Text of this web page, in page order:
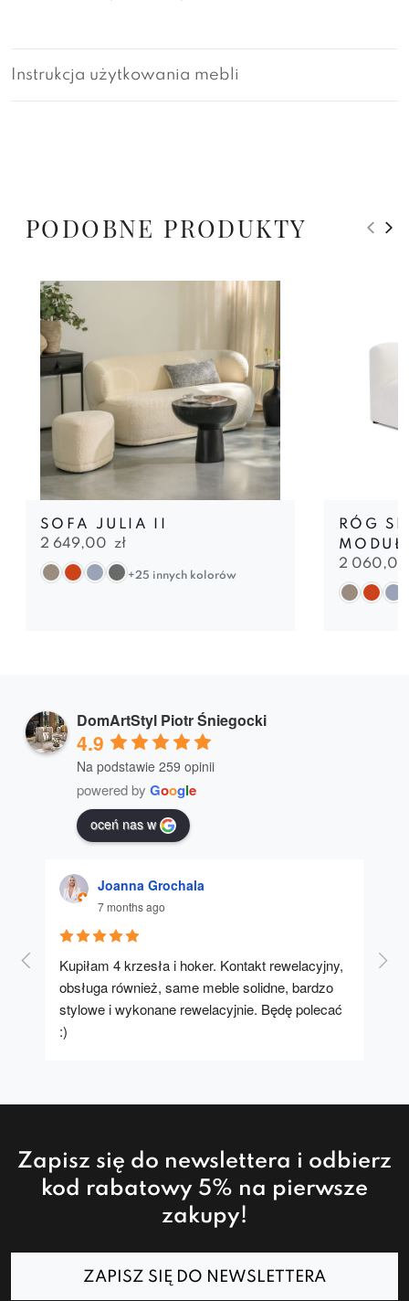
Instrukcja użytkowania mebli
PODOBNE PRODUKTY
SOFA JULIA II
2 649,00 zł
+25 innych kolorów
RÓG
2
DomArtStyl Piotr Śniegocki
4.9
Na podstawie 259 opinii
powered by Google
oceń nas w
Joanna Grochala
7 months ago
Kupiłam 4 krzesła i hoker. Kontakt rewelacyjny,
obsługa również, same meble solidne, bardzo
stylowe i wykonane rewelacyjnie. Będę polecać
:)
A
Zapisz się do newslettera i odbierz
kod rabatowy 5% na pierwsze
zakupy!
ZAPISZ SIĘ DO NEWSLETTERA